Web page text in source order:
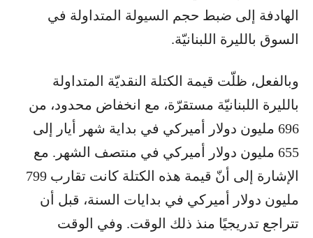
الهادفة إلى ضبط حجم السيولة المتداولة في
السوق بالليرة اللبنانيّة.
وبالفعل، ظلّت قيمة الكتلة النقديّة المتداولة
بالليرة اللبنانيّة مستقرّة، مع انخفاض محدود، من
696 مليون دولار أميركي في بداية شهر أيار إلى
655 مليون دولار أميركي في منتصف الشهر. مع
الإشارة إلى أنّ قيمة هذه الكتلة كانت تقارب 799
مليون دولار أميركي في بدايات السنة، قبل أن
تتراجع تدريجيًا منذ ذلك الوقت. وفي الوقت